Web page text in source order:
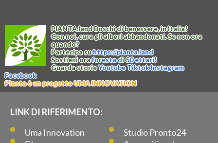
PIANTA.landBoschi di benessere, in Italia!
Con noi, cura gli alberi abbandonati. Se non ora
quando?
Partecipa suhttps://pianta.land
Sostieni oraforesta di 50 ettari!
Guarda storieYoutubeTiktokInstagram
Facebook
Pianta è un progetto UMA INNOVATION
LINK DI RIFERIMENTO:
Uma Innovation
Studio Pronto24